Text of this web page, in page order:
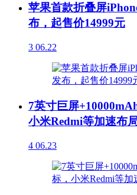
苹果首款折叠屏
布，起售价14999元
3 06.22
7英寸巨屏
小米Redmi等加速布
4 06.23